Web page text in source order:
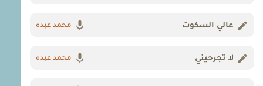
عالي السكوت محمد عبده
لا تجرحيني محمد عبده